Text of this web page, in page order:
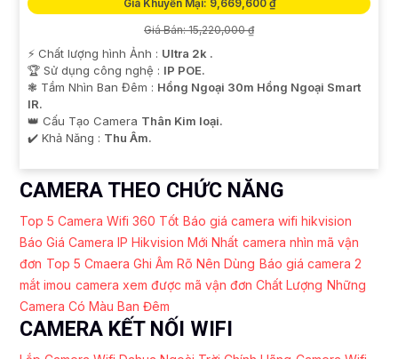
Giá Khuyến Mại: 9,669,600 ₫
Giá Bán: 15,220,000 ₫
️⚡ Chất lượng hình Ảnh : Ultra 2k .
🏆 Sử dụng công nghệ : IP POE.
❃ Tầm Nhìn Ban Đêm : Hồng Ngoại 30m Hồng Ngoại Smart
IR.
👑 Cấu Tạo Camera Thân Kim loại.
️✔️ Khả Năng : Thu Âm.
CAMERA THEO CHỨC NĂNG
Top 5 Camera Wifi 360 Tốt Báo giá camera wifi hikvision
Báo Giá Camera IP Hikvision Mới Nhất camera nhìn mã vận
đơn Top 5 Cmaera Ghi Âm Rõ Nên Dùng Báo giá camera 2
mắt imou camera xem được mã vận đơn Chất Lượng Những
Camera Có Màu Ban Đêm
CAMERA KẾT NỐI WIFI